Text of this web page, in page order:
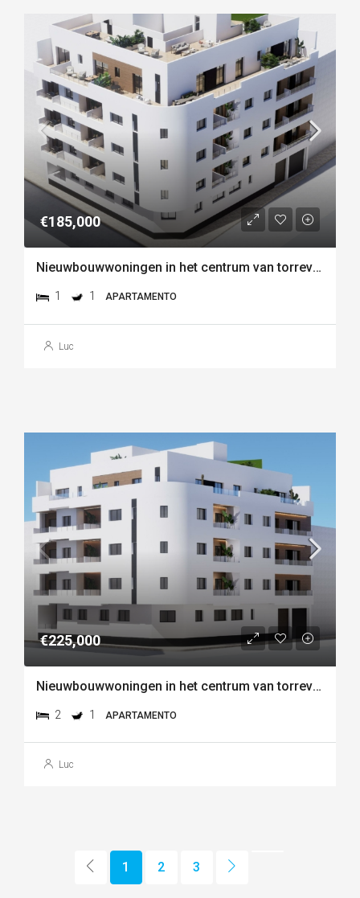
€185,000
Nieuwbouwwoningen in het centrum van torrevieja, vlakbij playa del cura
1 1 APARTAMENTO
Luc
€225,000
Nieuwbouwwoningen in het centrum van torrevieja, vlakbij playa del cura
2 1 APARTAMENTO
Luc
1 2 3